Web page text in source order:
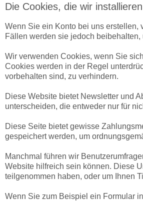
Die Cookies, die wir installieren
Wenn Sie ein Konto bei uns erstellen,
Fällen werden sie jedoch
Wir verwenden Cookies, wenn Sie
Cookies werden in der Regel
vorbehalten sind, zu verhindern.
Diese Website bietet Newsletter und
unterscheiden, die entweder nur für
Diese Seite bietet gewisse
gespeichert werden, um
Manchmal führen wir
Website hilfreich sein können. Diese
teilgenommen haben, oder um Ihnen
Wenn Sie zum Beispiel ein Formular